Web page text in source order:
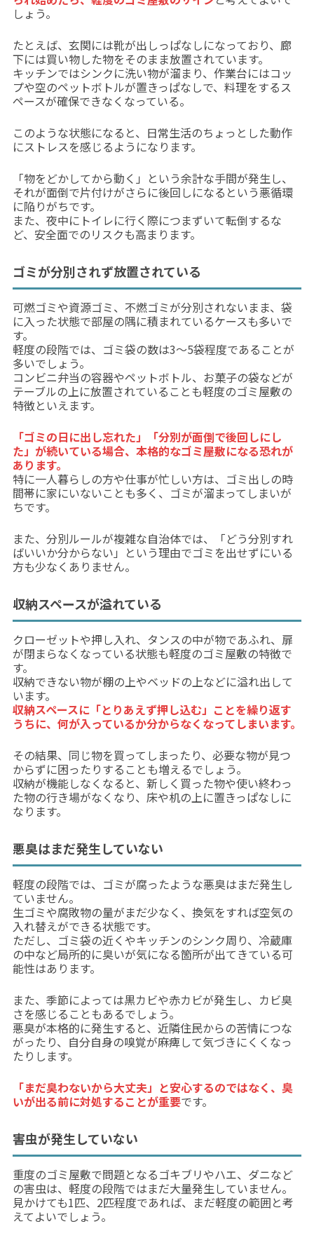
しょう。
たとえば、玄関には靴が出しっぱなしになっており、廊
下には買い物した物をそのまま放置されています。
キッチンではシンクに洗い物が溜まり、作業台にはコッ
プや空のペットボトルが置きっぱなしで、料理をするス
ペースが確保できなくなっている。
このような状態になると、日常生活のちょっとした動作
にストレスを感じるようになります。
「物をどかしてから動く」という余計な手間が発生し、
それが面倒で片付けがさらに後回しになるという悪循環
に陥りがちです。
また、夜中にトイレに行く際につまずいて転倒するな
ど、安全面でのリスクも高まります。
ゴミが分別されず放置されている
可燃ゴミや資源ゴミ、不燃ゴミが分別されないまま、袋
に入った状態で部屋の隅に積まれているケースも多いで
す。
軽度の段階では、ゴミ袋の数は3〜5袋程度であることが
多いでしょう。
コンビニ弁当の容器やペットボトル、お菓子の袋などが
テーブルの上に放置されていることも軽度のゴミ屋敷の
特徴といえます。
「ゴミの日に出し忘れた」「分別が面倒で後回しにし
た」が続いている場合、本格的なゴミ屋敷になる恐れが
あります。
特に一人暮らしの方や仕事が忙しい方は、ゴミ出しの時
間帯に家にいないことも多く、ゴミが溜まってしまいが
ちです。
また、分別ルールが複雑な自治体では、「どう分別すれ
ばいいか分からない」という理由でゴミを出せずにいる
方も少なくありません。
収納スペースが溢れている
クローゼットや押し入れ、タンスの中が物であふれ、扉
が閉まらなくなっている状態も軽度のゴミ屋敷の特徴で
す。
収納できない物が棚の上やベッドの上などに溢れ出して
います。
収納スペースに「とりあえず押し込む」ことを繰り返す
うちに、何が入っているか分からなくなってしまいます。
その結果、同じ物を買ってしまったり、必要な物が見つ
からずに困ったりすることも増えるでしょう。
収納が機能しなくなると、新しく買った物や使い終わっ
た物の行き場がなくなり、床や机の上に置きっぱなしに
なります。
悪臭はまだ発生していない
軽度の段階では、ゴミが腐ったような悪臭はまだ発生し
ていません。
生ゴミや腐敗物の量がまだ少なく、換気をすれば空気の
入れ替えができる状態です。
ただし、ゴミ袋の近くやキッチンのシンク周り、冷蔵庫
の中など局所的に臭いが気になる箇所が出てきている可
能性はあります。
また、季節によっては黒カビや赤カビが発生し、カビ臭
さを感じることもあるでしょう。
悪臭が本格的に発生すると、近隣住民からの苦情につな
がったり、自分自身の嗅覚が麻痺して気づきにくくなっ
たりします。
「まだ臭わないから大丈夫」と安心するのではなく、臭
いが出る前に対処することが重要です。
害虫が発生していない
重度のゴミ屋敷で問題となるゴキブリやハエ、ダニなど
の害虫は、軽度の段階ではまだ大量発生していません。
見かけても1匹、2匹程度であれば、まだ軽度の範囲と考
えてよいでしょう。